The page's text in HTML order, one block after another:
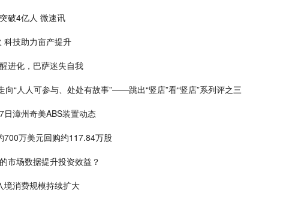
破4亿人 微速讯
科技助力亩产提升
进化，巴萨迷失自我
向“人人可参与、处处有故事”——跳出“竖店”看“竖店”系列评之三
漳州奇美ABS装置动态
700万美元回购约117.84万股
市场数据提升投资效益？
境消费规模持续扩大